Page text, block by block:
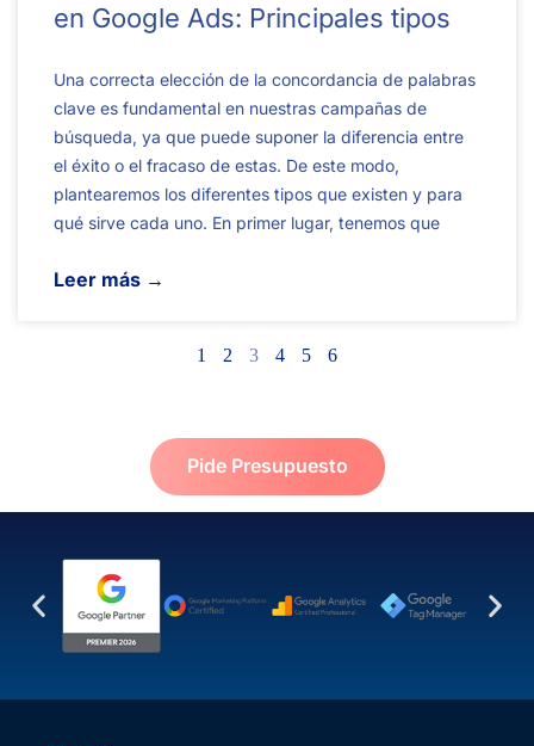
en Google Ads: Principales tipos
Una correcta elección de la concordancia de palabras
clave es fundamental en nuestras campañas de
búsqueda, ya que puede suponer la diferencia entre
el éxito o el fracaso de estas. De este modo,
plantearemos los diferentes tipos que existen y para
qué sirve cada uno. En primer lugar, tenemos que
Leer más →
1 2 3 4 5 6
Pide Presupuesto